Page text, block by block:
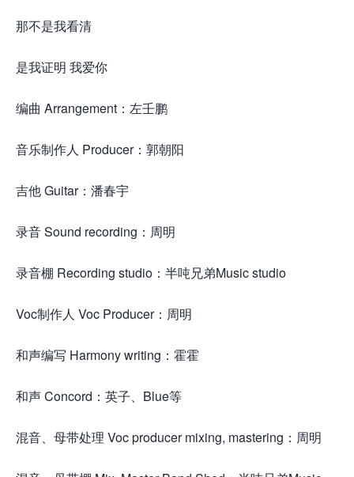
那不是我看清
是我证明 我爱你
编曲 Arrangement：左壬鹏
音乐制作人 Producer：郭朝阳
吉他 Guitar：潘春宇
录音 Sound recording：周明
录音棚 Recording studio：半吨兄弟Music studio
Voc制作人 Voc Producer：周明
和声编写 Harmony writing：霍霍
和声 Concord：英子、Blue等
混音、母带处理 Voc producer mixing, mastering：周明